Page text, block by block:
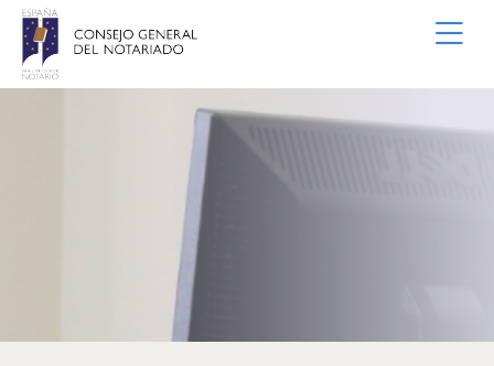
Saltar al contenido principal